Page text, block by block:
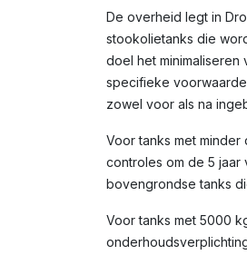
De overheid legt in
stookolietanks die
doel het minimaliseren
specifieke
zowel voor als na
Voor tanks met
controles om de 5
bovengrondse tanks
Voor tanks met 5000